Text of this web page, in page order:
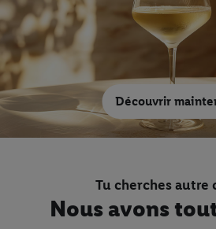
Master of Wine
Abréviations des vins
italiens
Découvrir
Tu cherches autre
Nous avons